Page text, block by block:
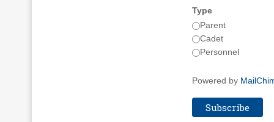
Type
Parent
Cadet
Personnel
Powered by